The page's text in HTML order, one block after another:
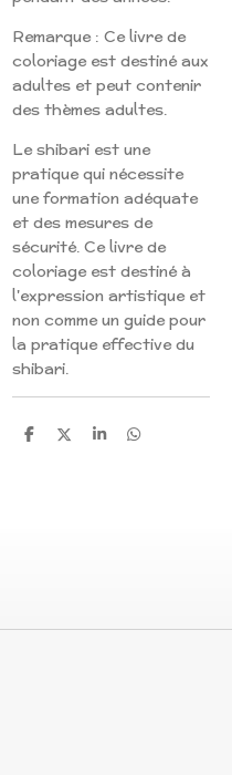
Remarque : Ce livre de
coloriage est destiné aux
adultes et peut contenir
des thèmes adultes.
Le shibari est une
pratique qui nécessite
une formation adéquate
et des mesures de
sécurité. Ce livre de
coloriage est destiné à
l'expression artistique et
non comme un guide pour
la pratique effective du
shibari.
S
S
S
S